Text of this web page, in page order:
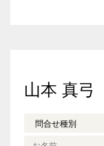
山本 真弓